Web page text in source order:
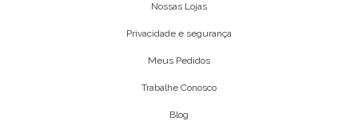
Nossas Lojas
Privacidade e segurança
Meus Pedidos
Trabalhe Conosco
Blog